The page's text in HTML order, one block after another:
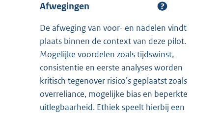
Afwegingen
De afweging van voor- en nadelen vindt
plaats binnen de context van deze pilot.
Mogelijke voordelen zoals tijdswinst,
consistentie en eerste analyses worden
kritisch tegenover risico’s geplaatst zoals
overreliance, mogelijke bias en beperkte
uitlegbaarheid. Ethiek speelt hierbij een